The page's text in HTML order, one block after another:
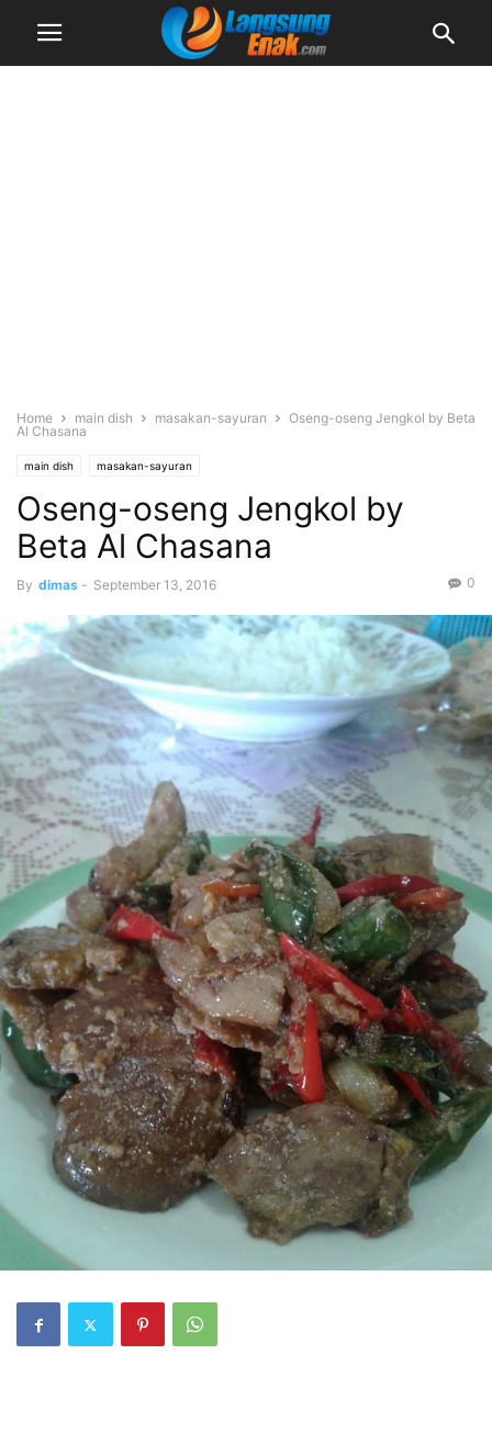
Home main dish masakan-sayuran
Oseng-oseng Jengkol by Beta
Al Chasana
main dish masakan-sayuran
Oseng-oseng Jengkol by
Beta Al Chasana
By dimas - September 13, 2016 0